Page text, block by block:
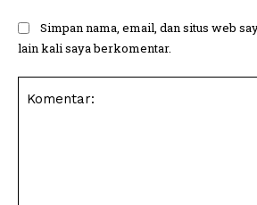
Simpan nama, email, dan situs web
lain kali saya berkomentar.